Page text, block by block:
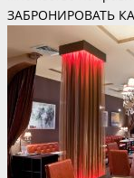
ЗАБРОНИРОВАТЬ